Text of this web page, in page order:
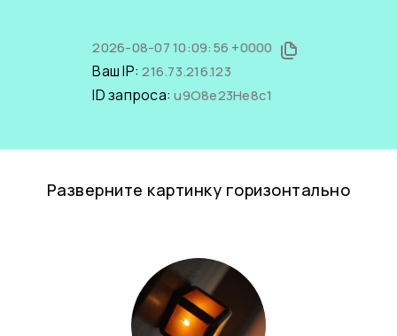
2026-08-07 10:09:56 +0000
Ваш IP:216.73.216.123
ID запроса:u9O8e23He8c1
Разверните картинку горизонтально